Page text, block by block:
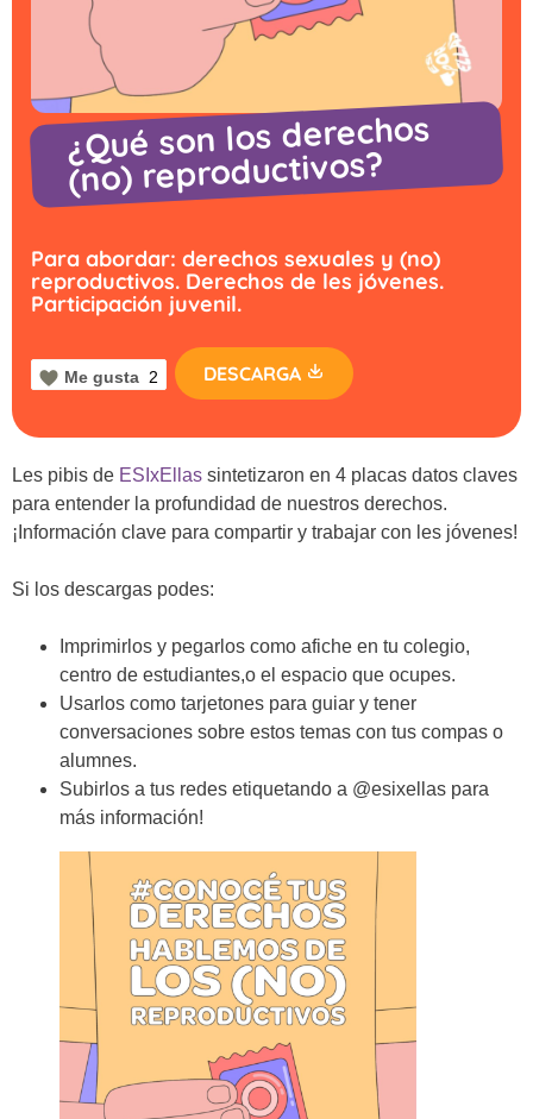
¿Qué son los derechos
(no) reproductivos?
Para abordar: derechos sexuales y (no)
reproductivos. Derechos de les jóvenes.
Participación juvenil.
Me gusta 2 DESCARGA
Les pibis de ESIxEllas sintetizaron en 4 placas datos claves
para entender la profundidad de nuestros derechos.
¡Información clave para compartir y trabajar con les jóvenes!
Si los descargas podes:
Imprimirlos y pegarlos como afiche en tu colegio,
centro de estudiantes,o el espacio que ocupes.
Usarlos como tarjetones para guiar y tener
conversaciones sobre estos temas con tus compas o
alumnes.
Subirlos a tus redes etiquetando a @esixellas para
más información!